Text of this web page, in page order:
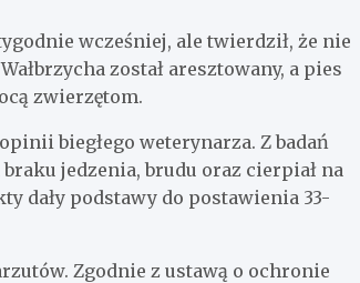
wcześniej, ale twierdził, że nie
został aresztowany, a pies
zwierzętom.
biegłego weterynarza. Z badań
jedzenia, brudu oraz cierpiał na
dały podstawy do postawienia 33-
Zgodnie z ustawą o ochronie